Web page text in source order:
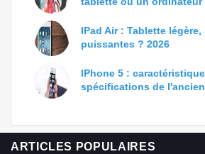
IPad Air : Tablette
puissantes ? 2026
IPhone 5 :
spécifications de
ARTICLES POPULAIRES